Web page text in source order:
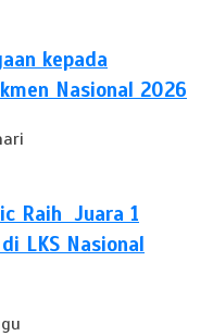
kepada
Nasional 2026
Raih Juara 1
LKS Nasional